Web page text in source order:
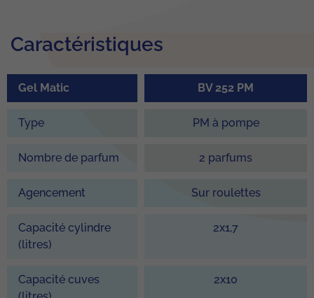
Caractéristiques
Gel Matic BV 252 PM
Type PM à pompe
Nombre de parfum 2 parfums
Agencement Sur roulettes
Capacité cylindre
(litres)
2x1,7
Capacité cuves
2x10